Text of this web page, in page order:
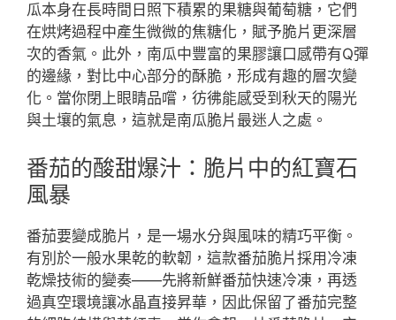
瓜本身在長時間日照下積累的果糖與葡萄糖，它們
在烘烤過程中產生微微的焦糖化，賦予脆片更深層
次的香氣。此外，南瓜中豐富的果膠讓口感帶有Q彈
的邊緣，對比中心部分的酥脆，形成有趣的層次變
化。當你閉上眼睛品嚐，彷彿能感受到秋天的陽光
與土壤的氣息，這就是南瓜脆片最迷人之處。
番茄的酸甜爆汁：脆片中的紅寶石
風暴
番茄要變成脆片，是一場水分與風味的精巧平衡。
有別於一般水果乾的軟韌，這款番茄脆片採用冷凍
乾燥技術的變奏——先將新鮮番茄快速冷凍，再透
過真空環境讓冰晶直接昇華，因此保留了番茄完整